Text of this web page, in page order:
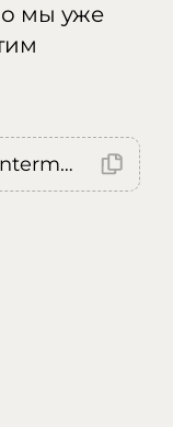
мы уже
Error: (intermediate value)(intermediate value)(intermediate value).replaceAll is not a function